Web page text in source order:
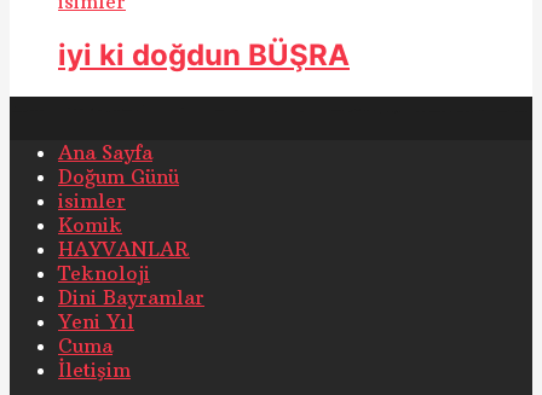
iyi ki doğdun BÜŞRA
Ana Sayfa
Doğum Günü
isimler
Komik
HAYVANLAR
Teknoloji
Dini Bayramlar
Yeni Yıl
Cuma
İletişim